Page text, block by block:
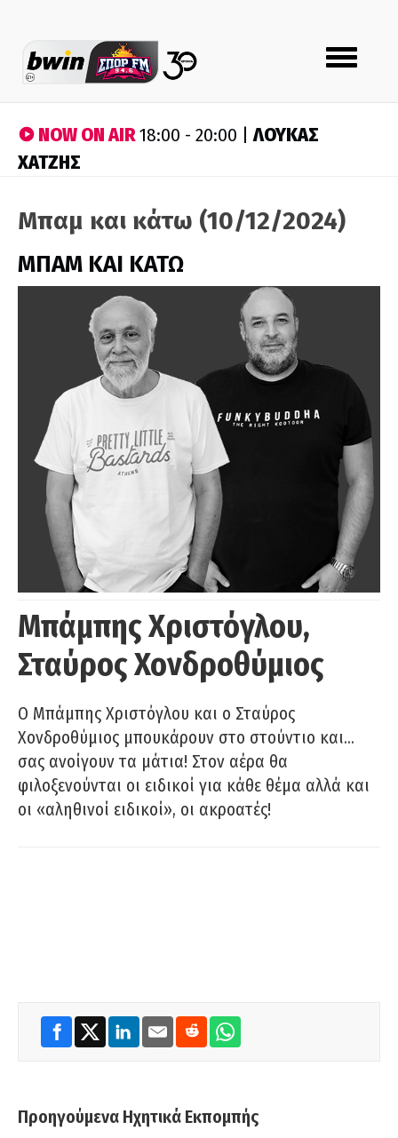
Toggle
navigation
NOW ON AIR18:00 - 20:00 |ΛΟΥΚΑΣ
ΧΑΤΖΗΣ
Μπαμ και κάτω (10/12/2024)
ΜΠΑΜ ΚΑΙ ΚΑΤΩ
Μπάμπης Χριστόγλου,
Σταύρος Χονδροθύμιος
O Μπάμπης Χριστόγλου και ο Σταύρος
Χονδροθύμιος μπουκάρουν στο στούντιο και…
σας ανοίγουν τα μάτια! Στον αέρα θα
φιλοξενούνται οι ειδικοί για κάθε θέμα αλλά και
οι «αληθινοί ειδικοί», οι ακροατές!
Προηγούμενα Ηχητικά Εκπομπής